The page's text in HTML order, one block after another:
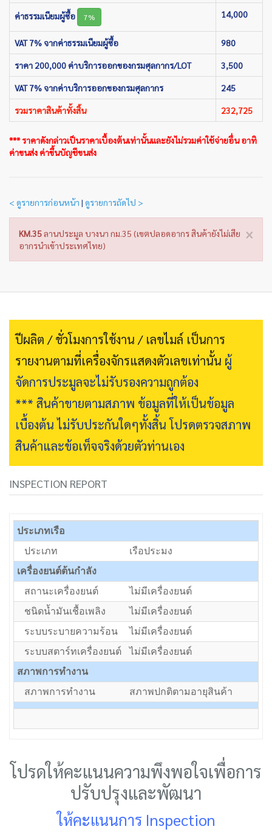
ค่าธรรมเนียมผู้ซื้อ 7% 14,000
VAT 7% จากค่าธรรมเนียมผู้ซื้อ 980
ราคา 200,000 ค่าบริการออกของกรมศุลกากร/LOT 3,500
VAT 7% จากค่าบริการออกของกรมศุลกากร 245
รวมราคาสินค้าทั้งสิ้น 232,725
*** ราคาดังกล่าวเป็นราคาเบื้องต้นเท่านั้นและยังไม่รวมค่าใช้จ่ายอื่น อาทิ
ค่าขนส่ง ค่าขึ้นบัญชีขนส่ง
< ดูรายการก่อนหน้า | ดูรายการถัดไป >
×
KM.35ลานประมูล บางนา กม.35 (เขตปลอดอากร สินค้ายังไม่เสีย
อากรนำเข้าประเทศไทย)
ปีผลิต / ชั่วโมงการใช้งาน / เลขไมล์ เป็นการ
รายงานตามที่เครื่องจักรแสดงตัวเลขเท่านั้น ผู้
จัดการประมูลจะไม่รับรองความถูกต้อง
*** สินค้าขายตามสภาพ ข้อมูลที่ให้เป็นข้อมูล
เบื้องต้น ไม่รับประกันใดๆทั้งสิ้น โปรดตรวจสภาพ
สินค้าและข้อเท็จจริงด้วยตัวท่านเอง
INSPECTION REPORT
ประเภทเรือ
ประเภท
เรือประมง
เครื่องยนต์ต้นกำลัง
สถานะเครื่องยนต์
ไม่มีเครื่องยนต์
ชนิดน้ำมันเชื้อเพลิง
ไม่มีเครื่องยนต์
ระบบระบายความร้อน
ไม่มีเครื่องยนต์
ระบบสตาร์ทเครื่องยนต์
ไม่มีเครื่องยนต์
สภาพการทำงาน
สภาพการทำงาน
สภาพปกติตามอายุสินค้า
โปรดให้คะแนนความพึงพอใจเพื่อการ
ปรับปรุงและพัฒนา
ให้คะแนนการ Inspection